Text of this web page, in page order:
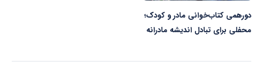
دورهمی کتاب‌خوانی مادر و کودک؛
محفلی برای تبادل اندیشه مادرانه